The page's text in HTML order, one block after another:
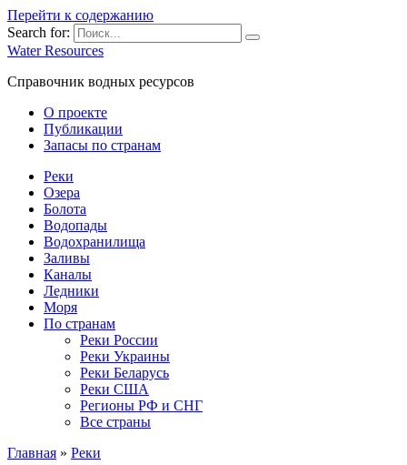
Перейти к содержанию
Search for:
Water Resources
Справочник водных ресурсов
О проекте
Публикации
Запасы по странам
Реки
Озера
Болота
Водопады
Водохранилища
Заливы
Каналы
Ледники
Моря
По странам
Реки России
Реки Украины
Реки Беларусь
Реки США
Регионы РФ и СНГ
Все страны
Главная » Реки